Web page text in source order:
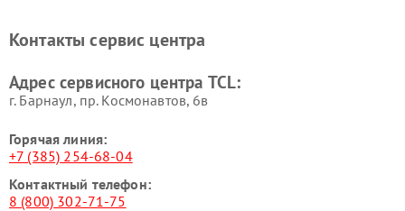
Контакты сервис центра
Адрес сервисного центра TCL:
г. Барнаул, ​пр. Космонавтов, 6в
Горячая линия:
+7 (385) 254-68-04
Контактный телефон:
8 (800) 302-71-75